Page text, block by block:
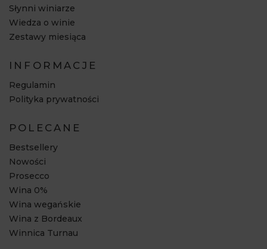
Słynni winiarze
Wiedza o winie
Zestawy miesiąca
INFORMACJE
Regulamin
Polityka prywatności
POLECANE
Bestsellery
Nowości
Prosecco
Wina 0%
Wina wegańskie
Wina z Bordeaux
Winnica Turnau